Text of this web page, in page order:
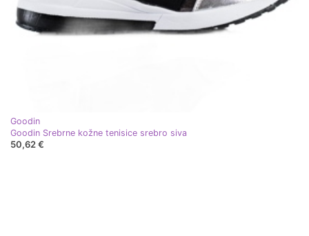
Goodin
Goodin Srebrne kožne tenisice srebro siva
50,62 €